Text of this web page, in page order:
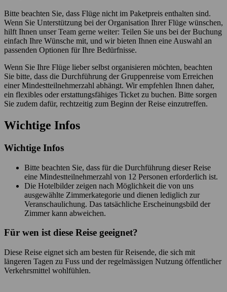
Bitte beachten Sie, dass Flüge nicht im Paketpreis enthalten sind.
Wenn Sie Unterstützung bei der Organisation Ihrer Flüge wünschen,
hilft Ihnen unser Team gerne weiter: Teilen Sie uns bei der Buchung
einfach Ihre Wünsche mit, und wir bieten Ihnen eine Auswahl an
passenden Optionen für Ihre Bedürfnisse.
Wenn Sie Ihre Flüge lieber selbst organisieren möchten, beachten
Sie bitte, dass die Durchführung der Gruppenreise vom Erreichen
einer Mindestteilnehmerzahl abhängt. Wir empfehlen Ihnen daher,
ein flexibles oder erstattungsfähiges Ticket zu buchen. Bitte sorgen
Sie zudem dafür, rechtzeitig zum Beginn der Reise einzutreffen.
Wichtige Infos
Wichtige Infos
Bitte beachten Sie, dass für die Durchführung dieser Reise
eine Mindestteilnehmerzahl von 12 Personen erforderlich ist.
Die Hotelbilder zeigen nach Möglichkeit die von uns
ausgewählte Zimmerkategorie und dienen lediglich zur
Veranschaulichung. Das tatsächliche Erscheinungsbild der
Zimmer kann abweichen.
Für wen ist diese Reise geeignet?
Diese Reise eignet sich am besten für Reisende, die sich mit
längeren Tagen zu Fuss und der regelmässigen Nutzung öffentlicher
Verkehrsmittel wohlfühlen.